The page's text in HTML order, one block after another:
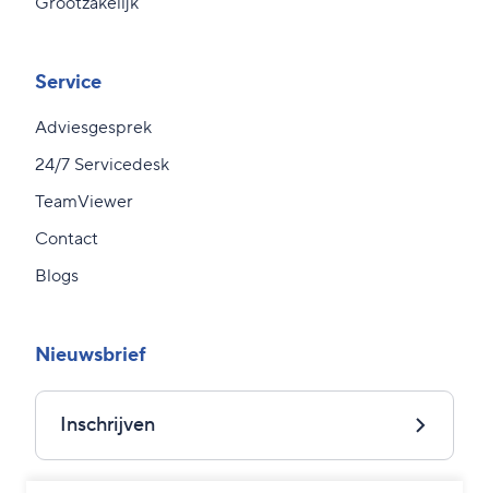
Service
Adviesgesprek
24/7 Servicedesk
TeamViewer
Contact
Blogs
Nieuwsbrief
Inschrijven